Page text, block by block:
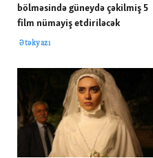
bölməsində güneydə çəkilmiş 5
film nümayiş etdiriləcək
Ətəkyazı